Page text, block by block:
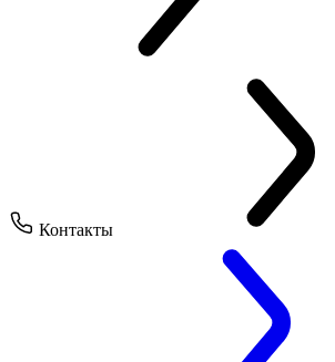
Контакты